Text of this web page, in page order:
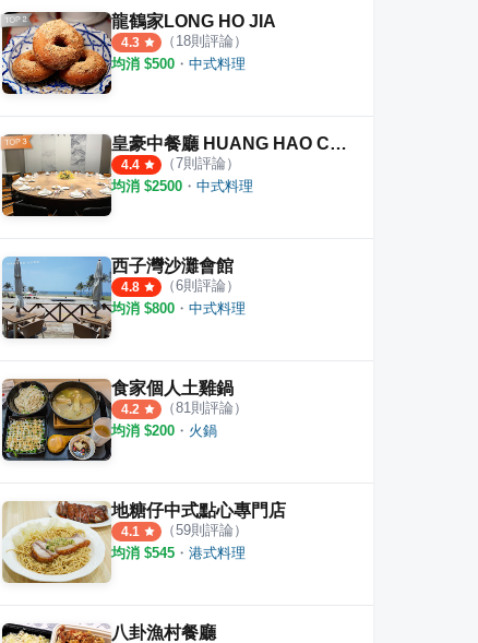
則評論 4.3 · 6則評論
龍鶴家LONG HO JIA
4.3 （ 18則評論）
均消 $500 ・ 中式料理
皇豪中餐廳 HUANG HAO CHINESE RESTAURANT
4.4 （7則評論）
均消 $2500 ・ 中式料理
西子灣沙灘會館
4.8 （6則評論）
均消 $800 ・ 中式料理
食家個人土雞鍋
4.2 （81則評論）
均消 $200 ・ 火鍋
地糖仔中式點心專門店
4.1 （59則評論）
均消 $545 ・ 港式料理
八卦漁村餐廳